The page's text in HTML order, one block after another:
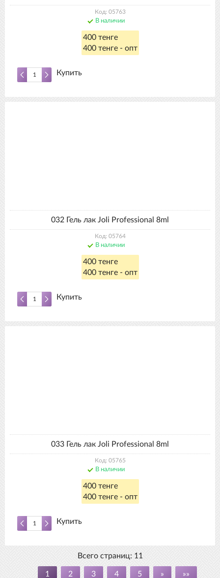
Код: 05763
В наличии
400 тенге
400 тенге - опт
Купить
032 Гель лак Joli Professional 8ml
Код: 05764
В наличии
400 тенге
400 тенге - опт
Купить
033 Гель лак Joli Professional 8ml
Код: 05765
В наличии
400 тенге
400 тенге - опт
Купить
Всего страниц: 11
1 2 3 4 5 » »»